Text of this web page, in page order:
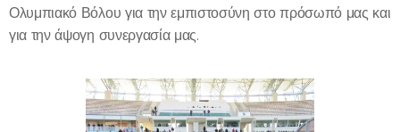
Ολυμπιακό Βόλου για την εμπιστοσύνη στο πρόσωπό μας και
για την άψογη συνεργασία μας.